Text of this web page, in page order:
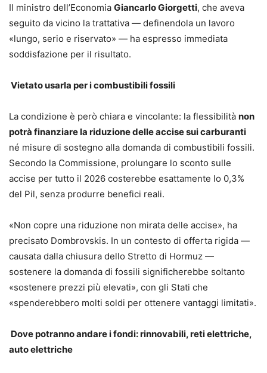
Il ministro dell’Economia Giancarlo Giorgetti, che aveva
seguito da vicino la trattativa — definendola un lavoro
«lungo, serio e riservato» — ha espresso immediata
soddisfazione per il risultato.
Vietato usarla per i combustibili fossili
La condizione è però chiara e vincolante: la flessibilità non
potrà finanziare la riduzione delle accise sui carburanti
né misure di sostegno alla domanda di combustibili fossili.
Secondo la Commissione, prolungare lo sconto sulle
accise per tutto il 2026 costerebbe esattamente lo 0,3%
del Pil, senza produrre benefici reali.
«Non copre una riduzione non mirata delle accise», ha
precisato Dombrovskis. In un contesto di offerta rigida —
causata dalla chiusura dello Stretto di Hormuz —
sostenere la domanda di fossili significherebbe soltanto
«sostenere prezzi più elevati», con gli Stati che
«spenderebbero molti soldi per ottenere vantaggi limitati».
Dove potranno andare i fondi: rinnovabili, reti elettriche,
auto elettriche